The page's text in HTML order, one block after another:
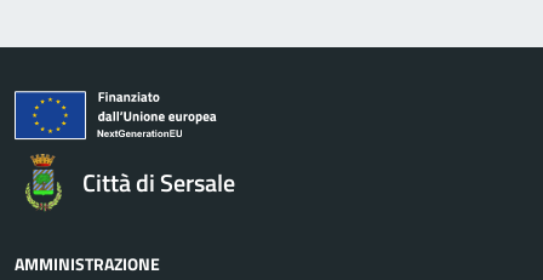
Città di Sersale
AMMINISTRAZIONE